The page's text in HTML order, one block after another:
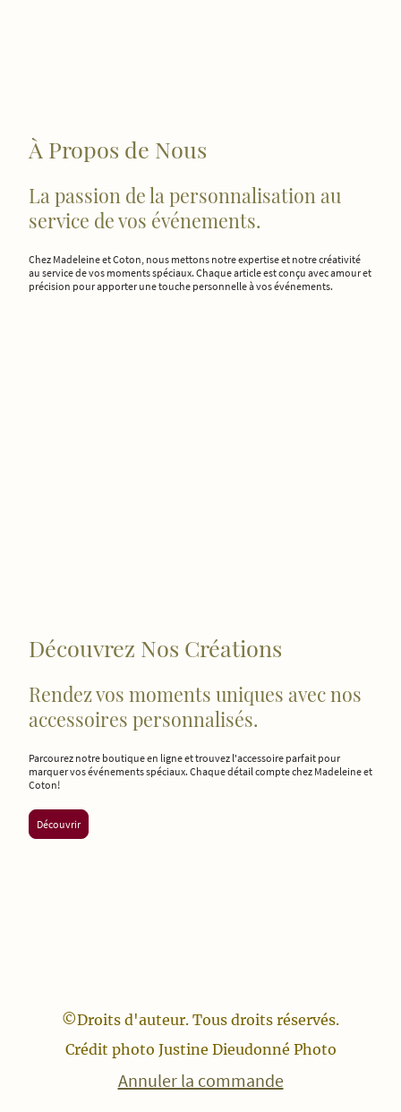
À Propos de Nous
La passion de la personnalisation au
service de vos événements.
Chez Madeleine et Coton, nous mettons notre expertise et notre créativité
au service de vos moments spéciaux. Chaque article est conçu avec amour et
précision pour apporter une touche personnelle à vos événements.
Découvrez Nos Créations
Rendez vos moments uniques avec nos
accessoires personnalisés.
Parcourez notre boutique en ligne et trouvez l'accessoire parfait pour
marquer vos événements spéciaux. Chaque détail compte chez Madeleine et
Coton!
Découvrir
©Droits d'auteur. Tous droits réservés.
Crédit photo Justine Dieudonné Photo
Annuler la commande